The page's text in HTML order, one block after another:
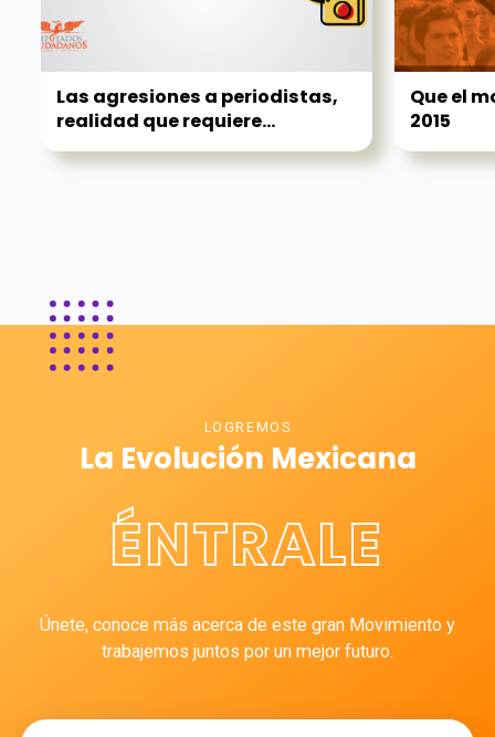
Las agresiones a periodistas,
realidad que requiere...
Que el
2015
LOGREMOS
La Evolución Mexicana
ÉNTRALE
Únete, conoce más acerca de este gran Movimiento y
trabajemos juntos por un mejor futuro.